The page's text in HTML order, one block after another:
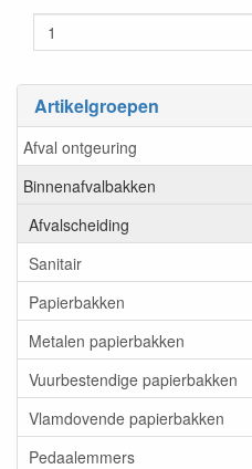
Artikelgroepen
Afval ontgeuring
Binnenafvalbakken
Afvalscheiding
Sanitair
Papierbakken
Metalen papierbakken
Vuurbestendige papierbakken
Vlamdovende papierbakken
Pedaalemmers